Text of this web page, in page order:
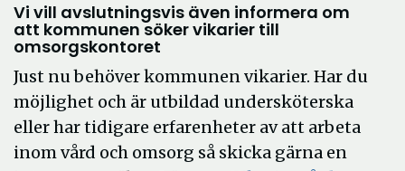
Vi vill avslutningsvis även informera om
att kommunen söker vikarier till
omsorgskontoret
Just nu behöver kommunen vikarier. Har du
möjlighet och är utbildad undersköterska
eller har tidigare erfarenheter av att arbeta
inom vård och omsorg så skicka gärna en